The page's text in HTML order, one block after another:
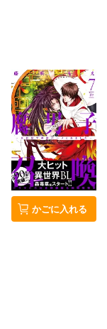
かごに入れる